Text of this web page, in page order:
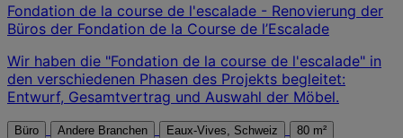
Fondation de la course de l'escalade - Renovierung der
Büros der Fondation de la Course de l’Escalade
Wir haben die "Fondation de la course de l'escalade" in
den verschiedenen Phasen des Projekts begleitet:
Entwurf, Gesamtvertrag und Auswahl der Möbel.
Büro Andere Branchen Eaux-Vives, Schweiz 80 m²